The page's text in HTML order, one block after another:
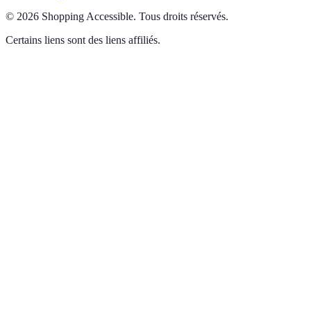
© 2026 Shopping Accessible. Tous droits réservés.
Certains liens sont des liens affiliés.